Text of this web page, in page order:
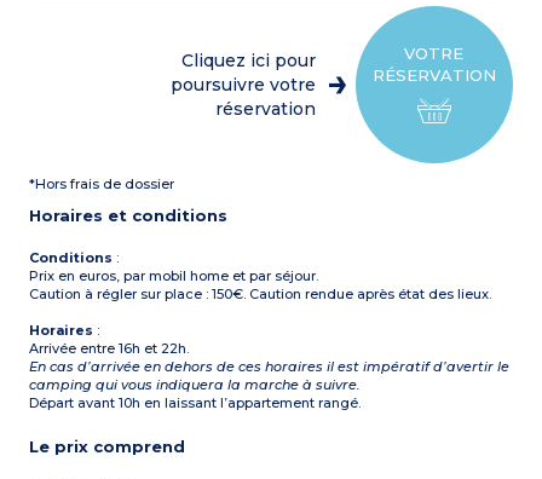
1 chambre avec 2 lits
Salle de douche avec WC
Terrasse avec table et 4
chaises. Draps et linge de
VOTRE
RÉSERVATION
Cliquez ici pour
poursuivre votre
réservation
*Hors frais de dossier
Horaires et conditions
Conditions :
Prix en euros, par mobil home et par séjour.
Caution à régler sur place : 150€. Caution rendue après état des lieux.
Horaires :
Arrivée entre 16h et 22h.
En cas d’arrivée en dehors de ces horaires il est impératif d’avertir le
camping qui vous indiquera la marche à suivre.
Départ avant 10h en laissant l’appartement rangé.
Le prix comprend